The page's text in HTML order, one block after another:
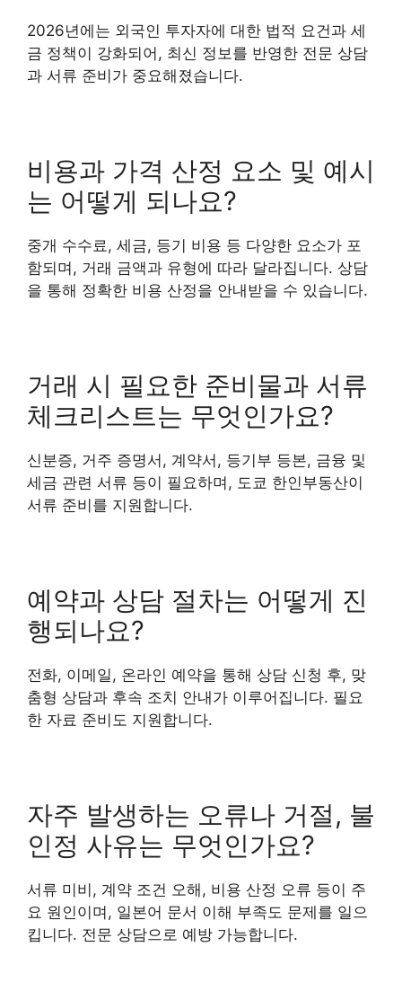
2026년에는 외국인 투자자에 대한 법적 요건과 세
금 정책이 강화되어, 최신 정보를 반영한 전문 상담
과 서류 준비가 중요해졌습니다.
비용과 가격 산정 요소 및 예시
는 어떻게 되나요?
중개 수수료, 세금, 등기 비용 등 다양한 요소가 포
함되며, 거래 금액과 유형에 따라 달라집니다. 상담
을 통해 정확한 비용 산정을 안내받을 수 있습니다.
거래 시 필요한 준비물과 서류
체크리스트는 무엇인가요?
신분증, 거주 증명서, 계약서, 등기부 등본, 금융 및
세금 관련 서류 등이 필요하며, 도쿄 한인부동산이
서류 준비를 지원합니다.
예약과 상담 절차는 어떻게 진
행되나요?
전화, 이메일, 온라인 예약을 통해 상담 신청 후, 맞
춤형 상담과 후속 조치 안내가 이루어집니다. 필요
한 자료 준비도 지원합니다.
자주 발생하는 오류나 거절, 불
인정 사유는 무엇인가요?
서류 미비, 계약 조건 오해, 비용 산정 오류 등이 주
요 원인이며, 일본어 문서 이해 부족도 문제를 일으
킵니다. 전문 상담으로 예방 가능합니다.